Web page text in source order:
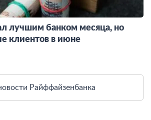
лучшим банком месяца, но
клиентов в июне
Райффайзенбанка